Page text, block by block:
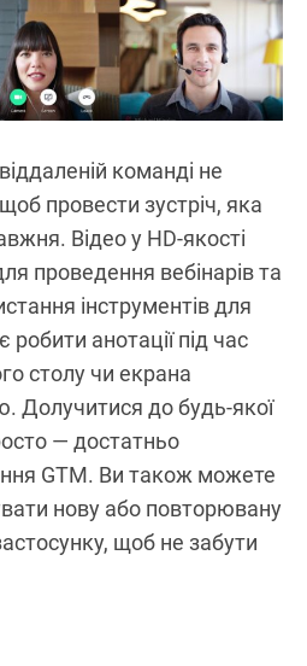
команді не
провести зустріч, яка
Відео у HD-якості
проведення вебінарів та
інструментів для
анотації під час
столу чи екрана
Долучитися до будь-якої
— достатньо
GTM. Ви також можете
нову або повторювану
щоб не забути